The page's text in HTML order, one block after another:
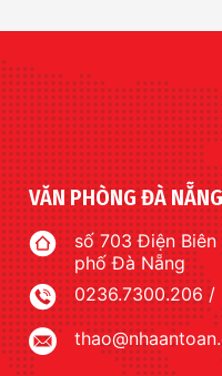
VĂN PHÒNG ĐÀ
số 703 Điện Biên
phố Đà Nẵng
0236.7300.206 /